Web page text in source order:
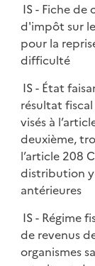
IS - Fiche
d'impôt sur
pour la
difficulté
IS - État
résultat fiscal
visés à
deuxième,
l’article 208
distribution
antérieures
IS - Régime
de revenus
organismes